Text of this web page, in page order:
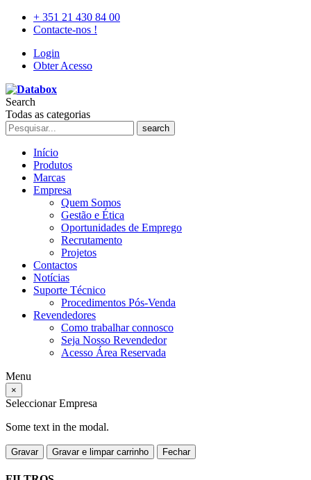
+ 351 21 430 84 00
Contacte-nos !
Login
Obter Acesso
Search
Todas as categorias
search
Início
Produtos
Marcas
Empresa
Quem Somos
Gestão e Ética
Oportunidades de Emprego
Recrutamento
Projetos
Contactos
Notícias
Suporte Técnico
Procedimentos Pós-Venda
Revendedores
Como trabalhar connosco
Seja Nosso Revendedor
Acesso Área Reservada
Menu
×
Seleccionar Empresa
Some text in the modal.
Gravar Gravar e limpar carrinho Fechar